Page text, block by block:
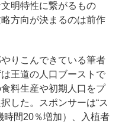
明特性に繋がるもの
方向が決まるのは前作
りこんできている筆者
王道の人口ブーストで
料生産や初期人口をプ
した。スポンサーは“ス
時間20％増加）、入植者